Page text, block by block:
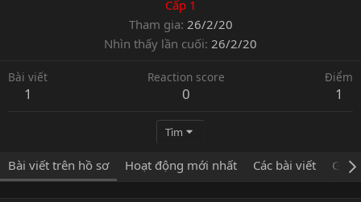
Cấp 1
Tham gia 26/2/20
Nhìn thấy lần cuối 26/2/20
Bài viết
1
Reaction score
0
Điểm
1
Tìm
Bài viết trên hồ sơ Hoạt động mới nhất Các bài viết Giới